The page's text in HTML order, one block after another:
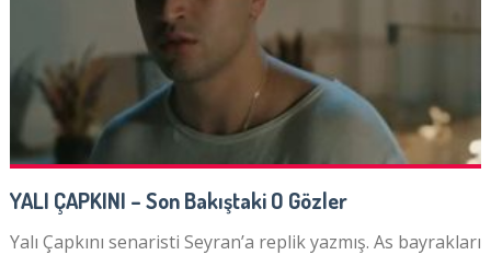
YALI ÇAPKINI – Son Bakıştaki O Gözler
Yalı Çapkını senaristi Seyran’a replik yazmış. As bayrakları